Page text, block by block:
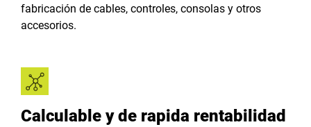
fabricación de cables, controles, consolas y otros
accesorios.
Calculable y de rapida rentabilidad